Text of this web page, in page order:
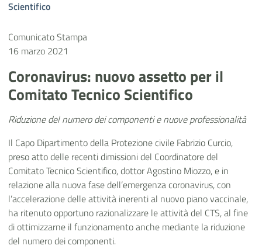
Scientifico
Comunicato Stampa
16 marzo 2021
Coronavirus: nuovo assetto per il
Comitato Tecnico Scientifico
Riduzione del numero dei componenti e nuove professionalità
Il Capo Dipartimento della Protezione civile Fabrizio Curcio,
preso atto delle recenti dimissioni del Coordinatore del
Comitato Tecnico Scientifico, dottor Agostino Miozzo, e in
relazione alla nuova fase dell’emergenza coronavirus, con
l’accelerazione delle attività inerenti al nuovo piano vaccinale,
ha ritenuto opportuno razionalizzare le attività del CTS, al fine
di ottimizzarne il funzionamento anche mediante la riduzione
del numero dei componenti.